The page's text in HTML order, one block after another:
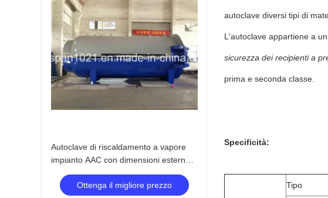
Autoclave di riscaldamento a vapore
impianto AAC con dimensioni esterne
32,8m*3,1m*4,0m
Ottenga il migliore prezzo
autoclave diversi tipi di
L'autoclave appartiene a
sicurezza dei recipienti a
prima e seconda classe.
Specificità:
Tipo